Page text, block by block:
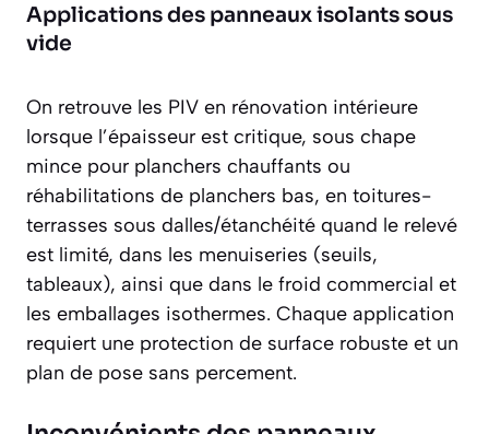
Applications des panneaux isolants sous
vide
On retrouve les PIV en rénovation intérieure
lorsque l’épaisseur est critique, sous chape
mince pour planchers chauffants ou
réhabilitations de planchers bas, en toitures-
terrasses sous dalles/étanchéité quand le relevé
est limité, dans les menuiseries (seuils,
tableaux), ainsi que dans le froid commercial et
les emballages isothermes. Chaque application
requiert une protection de surface robuste et un
plan de pose sans percement.